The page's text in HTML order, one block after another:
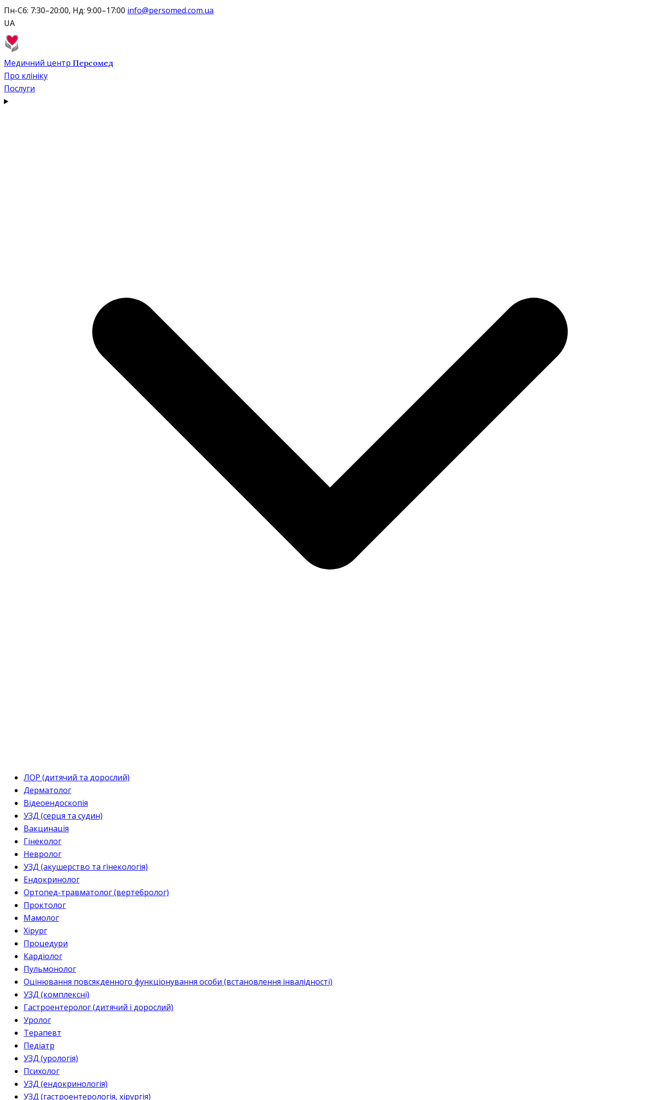
Пн-Сб: 7:30–20:00, Нд: 9:00–17:00 info@persomed.com.ua
UA
Медичний центр Персомед
Про клініку
Послуги
ЛОР (дитячий та дорослий)
Дерматолог
Відеоендоскопія
УЗД (серця та судин)
Вакцинація
Гінеколог
Невролог
УЗД (акушерство та гінекологія)
Ендокринолог
Ортопед-травматолог (вертебролог)
Проктолог
Мамолог
Хірург
Процедури
Кардіолог
Пульмонолог
Оцінювання повсякденного функціонування особи (встановлення інвалідності)
УЗД (комплексні)
Гастроентеролог (дитячий і дорослий)
Уролог
Терапевт
Педіатр
УЗД (урологія)
Психолог
УЗД (ендокринологія)
УЗД (гастроентерологія, хірургія)